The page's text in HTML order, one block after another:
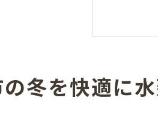
耐寒
冬を快適に